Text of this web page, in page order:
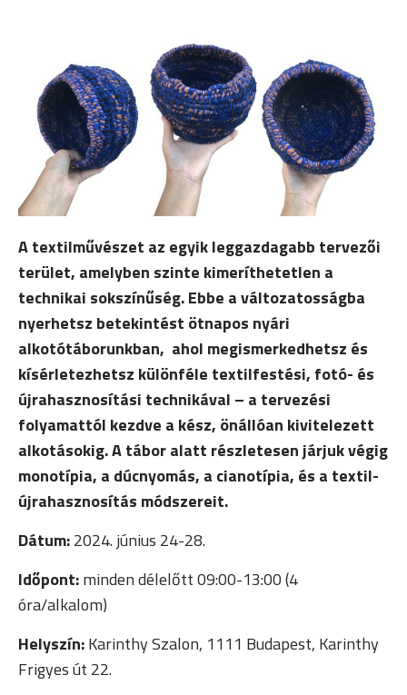
A textilművészet az egyik leggazdagabb tervezői
terület, amelyben szinte kimeríthetetlen a
technikai sokszínűség. Ebbe a változatosságba
nyerhetsz betekintést ötnapos nyári
alkotótáborunkban, ahol megismerkedhetsz és
kísérletezhetsz különféle textilfestési, fotó- és
újrahasznosítási technikával – a tervezési
folyamattól kezdve a kész, önállóan kivitelezett
alkotásokig. A tábor alatt részletesen járjuk végig
monotípia, a dúcnyomás, a cianotípia, és a textil-
újrahasznosítás módszereit.
Dátum:2024. június 24-28.
Időpont:minden délelőtt 09:00-13:00 (4
óra/alkalom)
Helyszín:Karinthy Szalon, 1111 Budapest, Karinthy
Frigyes út 22.